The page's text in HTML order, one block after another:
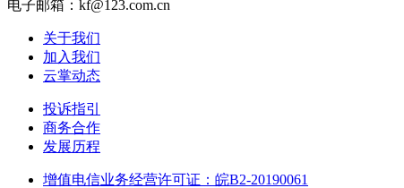
电子邮箱：kf@123.com.cn
关于我们
加入我们
云掌动态
投诉指引
商务合作
发展历程
增值电信业务经营许可证：皖B2-20190061